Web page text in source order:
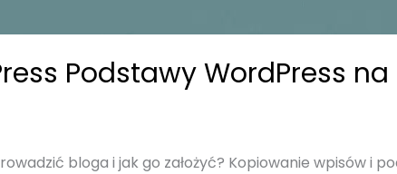
Podstawy WordPress na
bloga i jak go założyć? Kopiowanie wpisów i